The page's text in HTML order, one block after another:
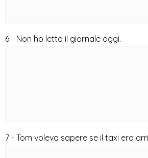
6 - Non ho letto il giornale oggi.
7 - Tom voleva sapere se il taxi era